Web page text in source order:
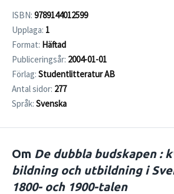
ISBN: 9789144012599
Upplaga: 1
Format: Häftad
Publiceringsår: 2004-01-01
Förlag: Studentlitteratur AB
Antal sidor: 277
Språk: Svenska
Om De dubbla budskapen :
bildning och utbildning i
1800- och 1900-talen